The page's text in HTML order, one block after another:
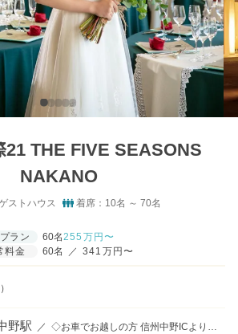
THE FIVE SEASONS
NAKANO
ストハウス 着席：10名 ～ 70名
ラン 60名255 万円〜
料金
60名 ／ 341万円〜
野駅 ／ ◇お車でお越しの方 信州中野ICより車で8分 ◇電車でお越しの方 信州中野駅より徒歩8分